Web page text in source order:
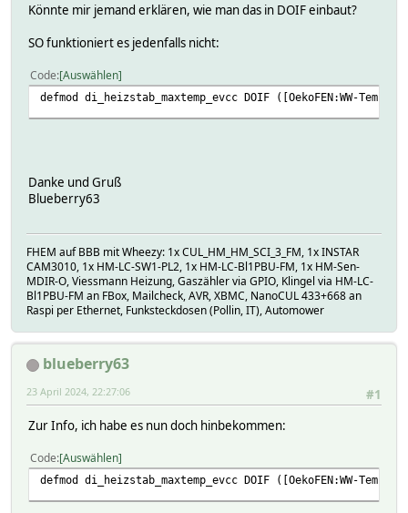
Könnte mir jemand erklären, wie man das in DOIF einbaut?
SO funktioniert es jedenfalls nicht:
Code Auswählen
defmod di_heizstab_maxtemp_evcc DOIF
Danke und Gruß
Blueberry63
FHEM auf BBB mit Wheezy: 1x CUL_HM_HM_SCI_3_FM, 1x INSTAR
CAM3010, 1x HM-LC-SW1-PL2, 1x HM-LC-Bl1PBU-FM, 1x HM-Sen-
MDIR-O, Viessmann Heizung, Gaszähler via GPIO, Klingel via HM-LC-
Bl1PBU-FM an FBox, Mailcheck, AVR, XBMC, NanoCUL 433+668 an
Raspi per Ethernet, Funksteckdosen (Pollin, IT), Automower
blueberry63
#1
23 April 2024, 22:27:06
Zur Info, ich habe es nun doch hinbekommen:
Code Auswählen
defmod di_heizstab_maxtemp_evcc DOIF